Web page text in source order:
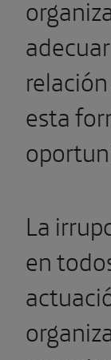
esta
La
en